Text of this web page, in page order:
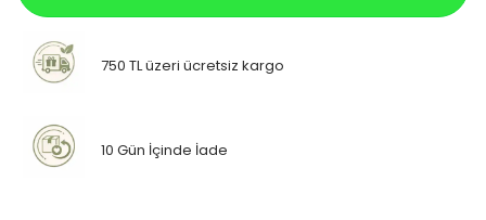
750 TL üzeri ücretsiz kargo
10 Gün İçinde İade